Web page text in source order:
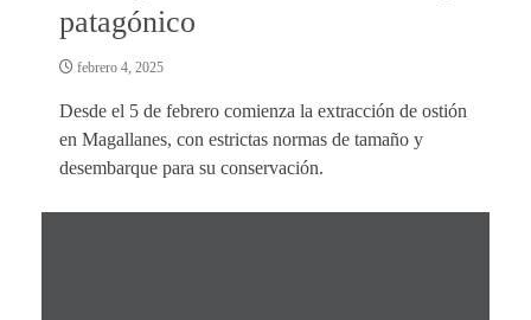
patagónico
febrero 4, 2025
Desde el 5 de febrero comienza la extracción de ostión
en Magallanes, con estrictas normas de tamaño y
desembarque para su conservación.